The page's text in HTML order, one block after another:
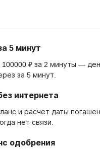
5 минут
100000 ₽ за 2 минуты —
за 5 минут.
интернета
и расчет даты
нет связи.
одобрения